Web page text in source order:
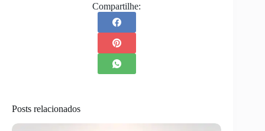
Compartilhe:
Posts relacionados